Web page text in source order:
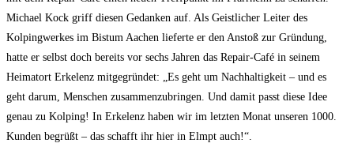
Michael Kock griff diesen Gedanken auf. Als Geistlicher Leiter des
Kolpingwerkes im Bistum Aachen lieferte er den Anstoß zur Gründung,
hatte er selbst doch bereits vor sechs Jahren das Repair-Café in seinem
Heimatort Erkelenz mitgegründet: „Es geht um Nachhaltigkeit – und es
geht darum, Menschen zusammenzubringen. Und damit passt diese Idee
genau zu Kolping! In Erkelenz haben wir im letzten Monat unseren 1000.
Kunden begrüßt – das schafft ihr hier in Elmpt auch!“.